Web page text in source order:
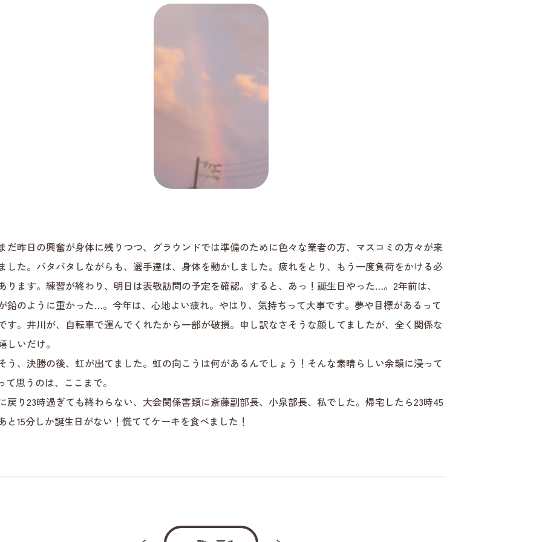
だ昨日の興奮が身体に残りつつ、グラウンドでは準備のために色々な業者の方、マスコミの方々が来
した。バタバタしながらも、選手達は、身体を動かしました。疲れをとり、もう一度負荷をかける必
ります。練習が終わり、明日は表敬訪問の予定を確認。すると、あっ！誕生日やった…。2年前は、
鉛のように重かった…。今年は、心地よい疲れ。やはり、気持ちって大事です。夢や目標があるって
す。井川が、自転車で運んでくれたから一部が破損。申し訳なさそうな顔してましたが、全く関係な
しいだけ。
う、決勝の後、虹が出てました。虹の向こうは何があるんでしょう！そんな素晴らしい余韻に浸って
て思うのは、ここまで。
戻り23時過ぎても終わらない、大会関係書類に斎藤副部長、小泉部長、私でした。帰宅したら23時45
と15分しか誕生日がない！慌ててケーキを食べました！